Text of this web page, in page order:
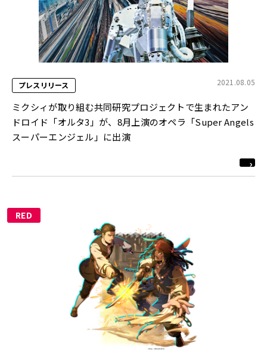
プレスリリース 2021.08.05
ミクシィが取り組む共同研究プロジェクトで生まれたアン
ドロイド「オルタ3」が、8月上演のオペラ「Super Angels
スーパーエンジェル」に出演
RED